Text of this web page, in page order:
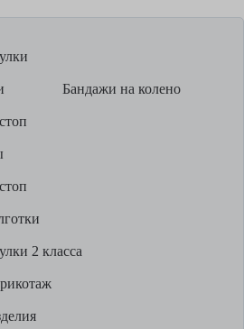
Бандажи на колено
2 класса